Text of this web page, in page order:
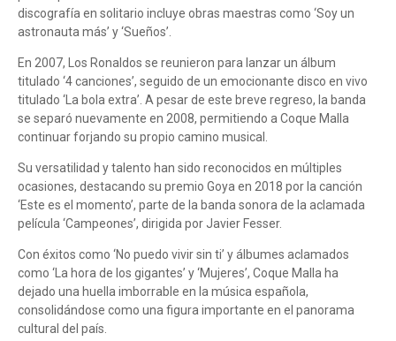
discografía en solitario incluye obras maestras como ‘Soy un
astronauta más’ y ‘Sueños’.
En 2007, Los Ronaldos se reunieron para lanzar un álbum
titulado ‘4 canciones’, seguido de un emocionante disco en vivo
titulado ‘La bola extra’. A pesar de este breve regreso, la banda
se separó nuevamente en 2008, permitiendo a Coque Malla
continuar forjando su propio camino musical.
Su versatilidad y talento han sido reconocidos en múltiples
ocasiones, destacando su premio Goya en 2018 por la canción
‘Este es el momento’, parte de la banda sonora de la aclamada
película ‘Campeones’, dirigida por Javier Fesser.
Con éxitos como ‘No puedo vivir sin ti’ y álbumes aclamados
como ‘La hora de los gigantes’ y ‘Mujeres’, Coque Malla ha
dejado una huella imborrable en la música española,
consolidándose como una figura importante en el panorama
cultural del país.